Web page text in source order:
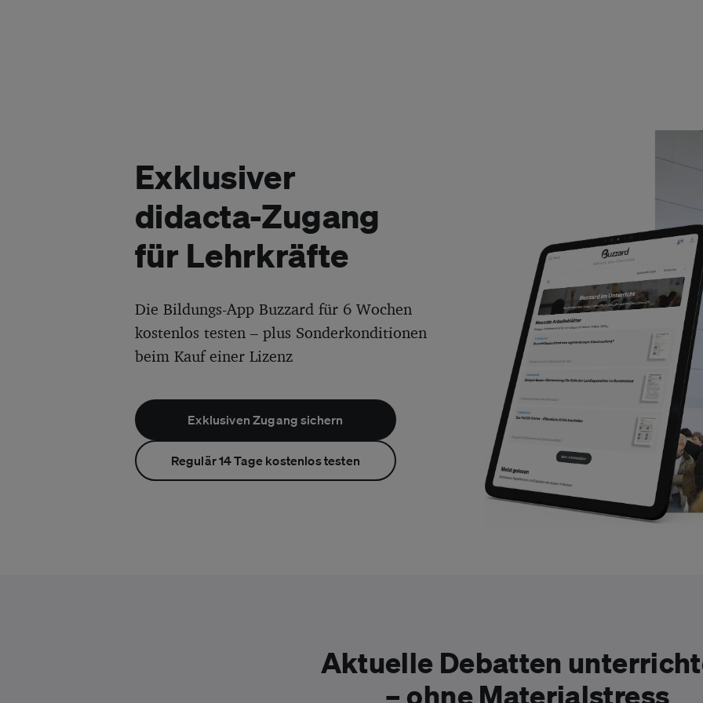
Exklusiver
didacta-Zugang
für Lehrkräfte
Die Bildungs-App Buzzard für 6 Wochen
kostenlos testen – plus Sonderkonditionen
beim Kauf einer Lizenz
Exklusiven Zugang sichern
Regulär 14 Tage kostenlos testen
Aktuelle Debatten
– ohne Materialstress